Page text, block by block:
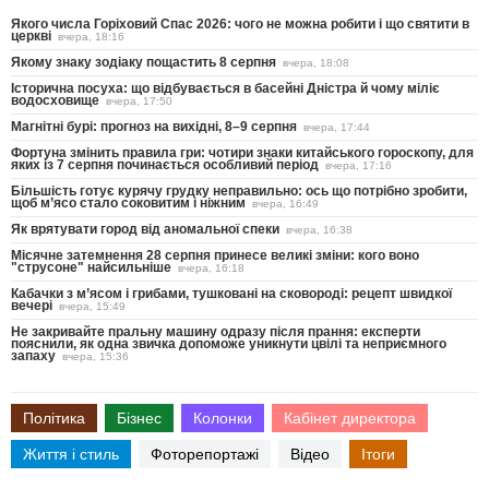
Якого числа Горіховий Спас 2026: чого не можна робити і що святити в
церкві вчера, 18:16
Якому знаку зодіаку пощастить 8 серпня вчера, 18:08
Історична посуха: що відбувається в басейні Дністра й чому міліє
водосховище вчера, 17:50
Магнітні бурі: прогноз на вихідні, 8–9 серпня вчера, 17:44
Фортуна змінить правила гри: чотири знаки китайського гороскопу, для
яких із 7 серпня починається особливий період вчера, 17:16
Більшість готує курячу грудку неправильно: ось що потрібно зробити,
щоб м’ясо стало соковитим і ніжним вчера, 16:49
Як врятувати город від аномальної спеки вчера, 16:38
Місячне затемнення 28 серпня принесе великі зміни: кого воно
"струсоне" найсильніше вчера, 16:18
Кабачки з м’ясом і грибами, тушковані на сковороді: рецепт швидкої
вечері вчера, 15:49
Не закривайте пральну машину одразу після прання: експерти
пояснили, як одна звичка допоможе уникнути цвілі та неприємного
запаху вчера, 15:36
Політика Бізнес Колонки Кабінет директора
Життя і стиль Фоторепортажі Відео Ітоги